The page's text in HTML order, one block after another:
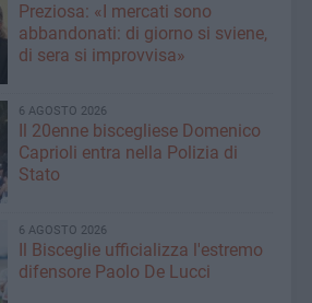
Preziosa: «I mercati sono
abbandonati: di giorno si sviene,
di sera si improvvisa»
6 AGOSTO 2026
Il 20enne biscegliese Domenico
Caprioli entra nella Polizia di
Stato
6 AGOSTO 2026
Il Bisceglie ufficializza l'estremo
difensore Paolo De Lucci